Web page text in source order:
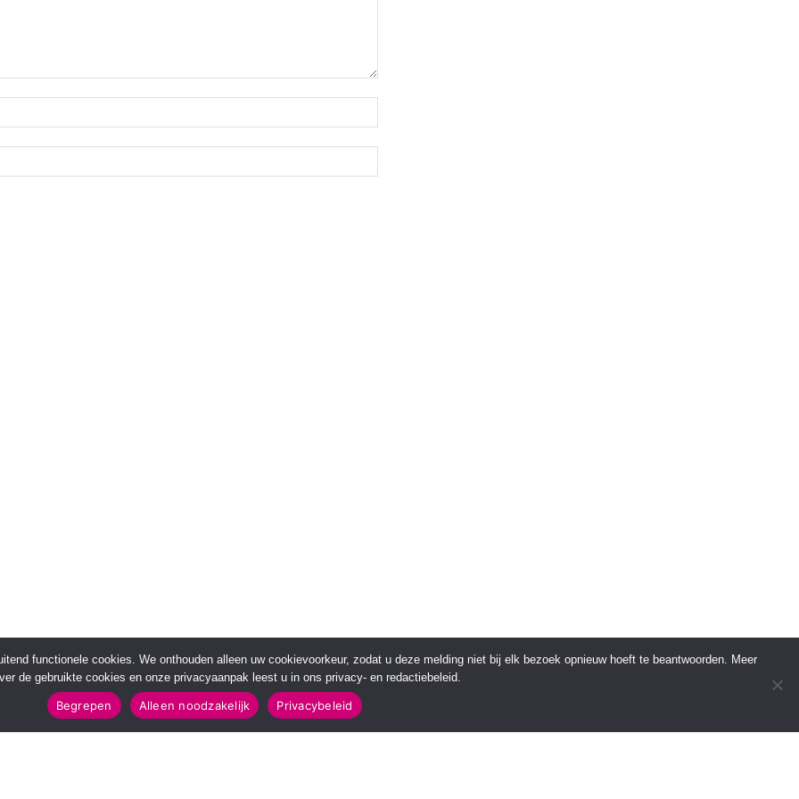
functionele cookies. We onthouden alleen uw cookievoorkeur, zodat u deze melding niet bij elk bezoek opnieuw hoeft te beantwoorden. Meer
de gebruikte cookies en onze privacyaanpak leest u in ons privacy- en redactiebeleid.
Begrepen Alleen noodzakelijk Privacybeleid